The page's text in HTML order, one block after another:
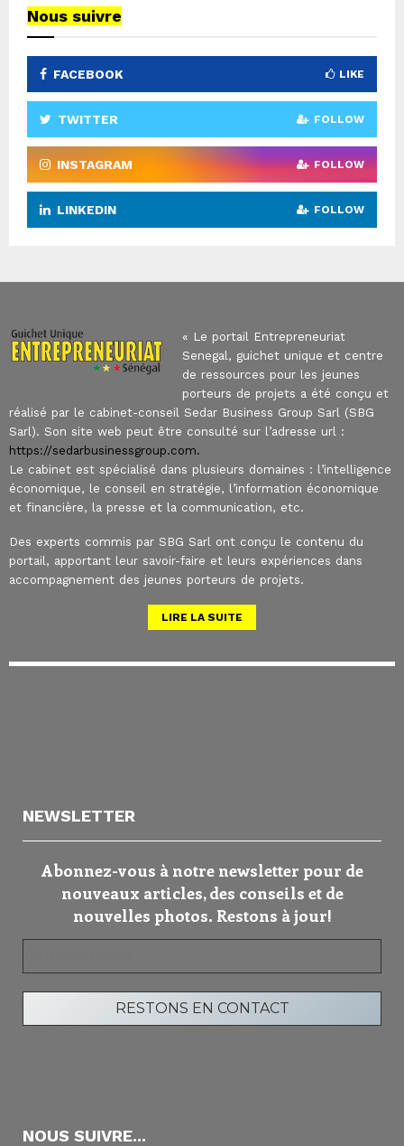
Nous suivre
FACEBOOK LIKE
TWITTER FOLLOW
INSTAGRAM FOLLOW
LINKEDIN FOLLOW
« Le portail Entrepreneuriat
Senegal, guichet unique et centre
de ressources pour les jeunes
porteurs de projets a été conçu et
réalisé par le cabinet-conseil Sedar Business Group Sarl (SBG
Sarl). Son site web peut être consulté sur l’adresse url :
https://sedarbusinessgroup.com.
Le cabinet est spécialisé dans plusieurs domaines : l’intelligence
économique, le conseil en stratégie, l’information économique
et financière, la presse et la communication, etc.
Des experts commis par SBG Sarl ont conçu le contenu du
portail, apportant leur savoir-faire et leurs expériences dans
accompagnement des jeunes porteurs de projets.
LIRE LA SUITE
NEWSLETTER
Abonnez-vous à notre newsletter pour de
nouveaux articles, des conseils et de
nouvelles photos. Restons à jour!
NOUS SUIVRE...